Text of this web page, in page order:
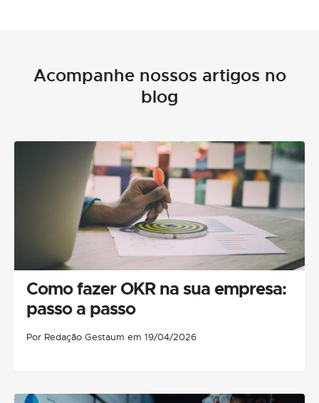
Acompanhe nossos artigos no
blog
Como fazer OKR na sua empresa:
passo a passo
Por Redação Gestaum em 19/04/2026